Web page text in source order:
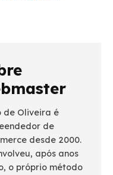
de Oliveira é
de
desde 2000.
após anos
o próprio método